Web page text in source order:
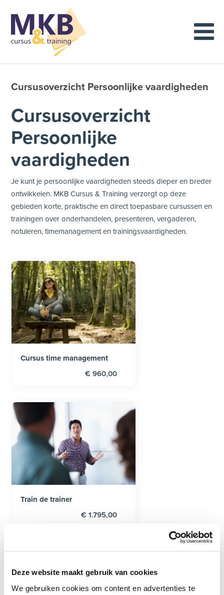
Deze website maakt gebruik van cookies
We gebruiken cookies om content en advertenties te
Cursusoverzicht Persoonlijke vaardigheden
Cursusoverzicht
Persoonlijke
vaardigheden
Je kunt je persoonlijke vaardigheden steeds dieper en breder
ontwikkelen. MKB Cursus & Training verzorgt op deze
gebieden korte, praktische en direct toepasbare cursussen en
trainingen over onderhandelen, presenteren, vergaderen,
notuleren, timemanagement en trainingsvaardigheden.
Cursus time management
€ 960,00
Train de trainer
€ 1.795,00